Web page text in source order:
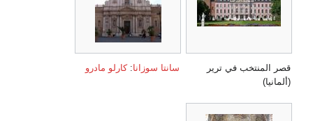
قصر المنتخب في ترير
(ألمانيا)
سانتا سوزانا:كارلو مادرو